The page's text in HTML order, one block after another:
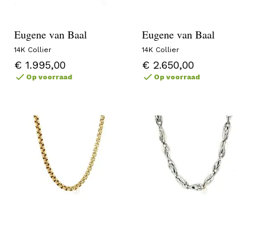
Eugene van Baal
14K Collier
€ 1.995,00
Op voorraad
Eugene van Baal
14K Collier
€ 2.650,00
Op voorraad